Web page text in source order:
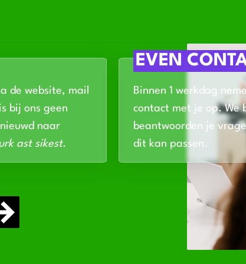
de website, mail
bij ons geen
naar
ast sikest.
EVEN
Binnen 1 werkdag
contact met je op. We
beantwoorden je
dit kan passen.